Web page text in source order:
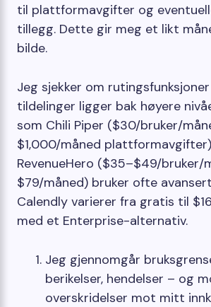
til plattformavgifter og
tillegg. Dette gir meg et likt
bilde.
Jeg sjekker om
tildelinger ligger bak høyere
som Chili Piper ($30/bruker/
$1,000/måned
RevenueHero ($35–$49/bruker/
$79/måned) bruker ofte
Calendly varierer fra gratis til
med et Enterprise-alternativ.
Jeg gjennomgår
berikelser, hendelser – og
overskridelser mot mitt